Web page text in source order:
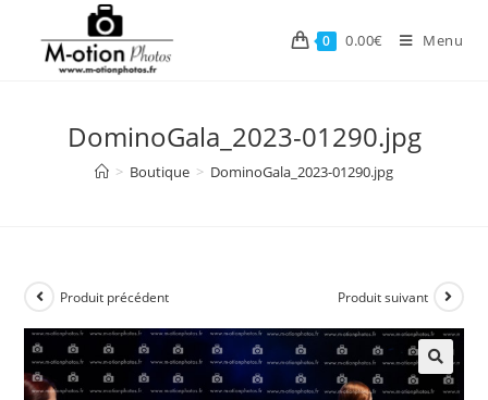
content
0 0.00€ Menu
DominoGala_2023-01290.jpg
> Boutique > DominoGala_2023-01290.jpg
Produit précédent Produit suivant